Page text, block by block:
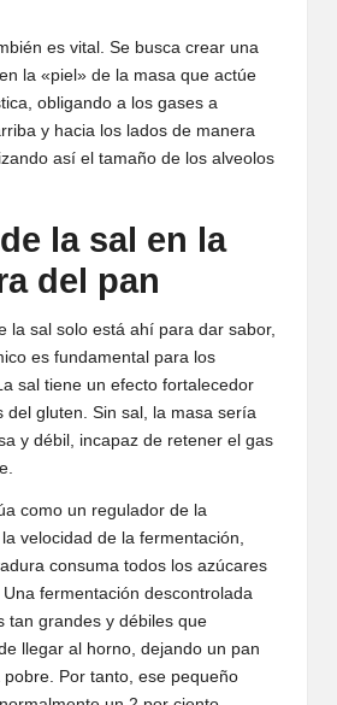
es vital. Se busca crear una
la «piel» de la masa que actúe
obligando a los gases a
y hacia los lados de manera
así el tamaño de los alveolos
la sal en la
del pan
la sal solo está ahí para dar sabor,
es fundamental para los
sal tiene un efecto fortalecedor
del gluten. Sin sal, la masa sería
y débil, incapaz de retener el gas
como un regulador de la
velocidad de la fermentación,
consuma todos los azúcares
fermentación descontrolada
tan grandes y débiles que
llegar al horno, dejando un pan
Por tanto, ese pequeño